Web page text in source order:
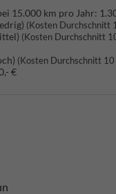
15.000 km pro Jahr:
(Kosten Durchschnitt
(Kosten Durchschnitt
(Kosten Durchschnitt 10
€